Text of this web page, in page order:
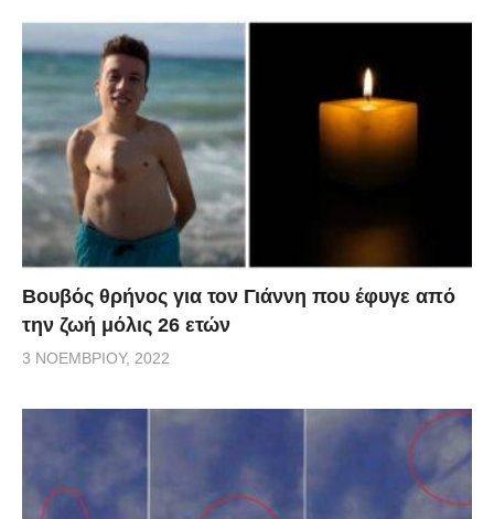
Βουβός θρήνος για τον Γιάννη που έφυγε από
την ζωή μόλις 26 ετών
3 ΝΟΕΜΒΡΊΟΥ, 2022